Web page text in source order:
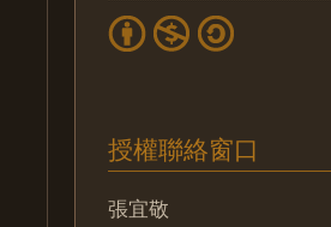
授權聯絡窗口
張宜敬